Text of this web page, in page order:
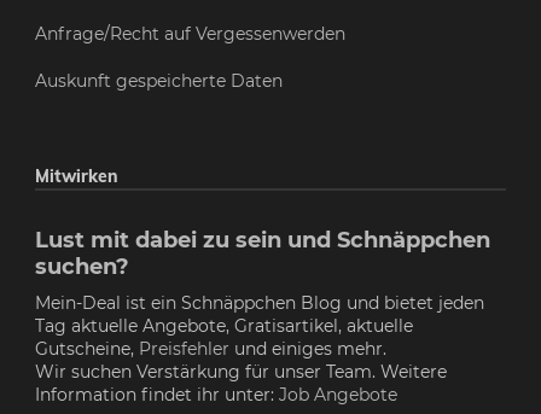
Anfrage/Recht auf Vergessenwerden
Auskunft gespeicherte Daten
Mitwirken
Lust mit dabei zu sein und Schnäppchen
suchen?
Mein-Deal ist ein Schnäppchen Blog und bietet jeden
Tag aktuelle Angebote, Gratisartikel, aktuelle
Gutscheine, Preisfehler und einiges mehr.
Wir suchen Verstärkung für unser Team. Weitere
Information findet ihr unter: Job Angebote